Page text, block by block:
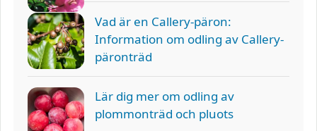
Vad är en Callery-päron:
Information om odling av Callery-
päronträd
Lär dig mer om odling av
plommonträd och pluots